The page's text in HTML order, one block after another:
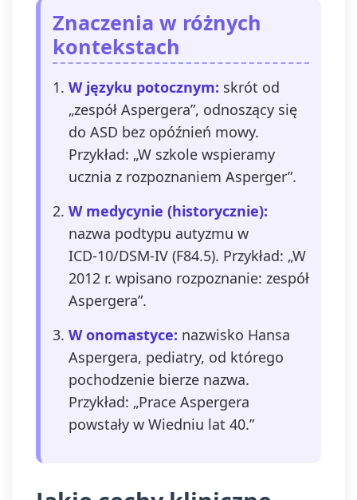
Znaczenia w różnych
kontekstach
W języku potocznym: skrót od
„zespół Aspergera”, odnoszący się
do ASD bez opóźnień mowy.
Przykład: „W szkole wspieramy
ucznia z rozpoznaniem Asperger”.
W medycynie (historycznie):
nazwa podtypu autyzmu w
ICD‑10/DSM‑IV (F84.5). Przykład: „W
2012 r. wpisano rozpoznanie: zespół
Aspergera”.
W onomastyce: nazwisko Hansa
Aspergera, pediatry, od którego
pochodzenie bierze nazwa.
Przykład: „Prace Aspergera
powstały w Wiedniu lat 40.”